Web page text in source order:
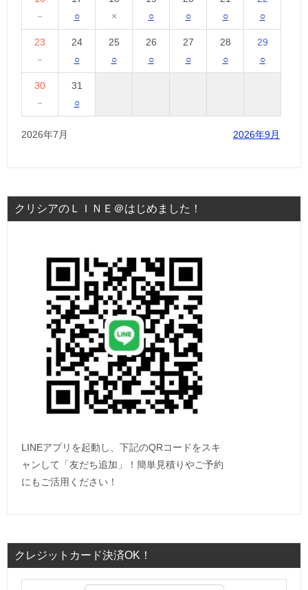
－
○
×
○
○
○
○
23
－
24
○
25
○
26
○
27
○
28
○
29
○
30
－
31
○
2026年7月 2026年9月
クリシアのＬＩＮＥ＠はじめました！
LINEアプリを起動し、下記のQRコードをスキ
ャンして「友だち追加」！簡単見積りやご予約
にもご活用ください！
クレジットカード決済OK！